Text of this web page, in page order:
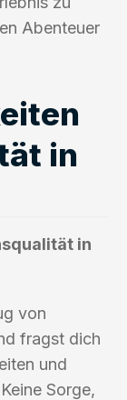
Abenteuer
in
in
von
fragst dich
und
Sorge,